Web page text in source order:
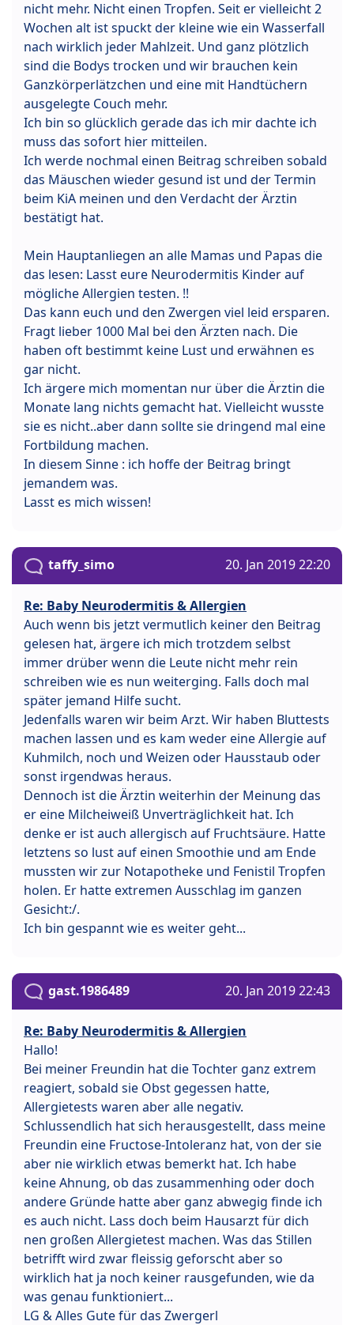
nicht mehr. Nicht einen Tropfen. Seit er vielleicht 2
Wochen alt ist spuckt der kleine wie ein Wasserfall
nach wirklich jeder Mahlzeit. Und ganz plötzlich
sind die Bodys trocken und wir brauchen kein
Ganzkörperlätzchen und eine mit Handtüchern
ausgelegte Couch mehr.
Ich bin so glücklich gerade das ich mir dachte ich
muss das sofort hier mitteilen.
Ich werde nochmal einen Beitrag schreiben sobald
das Mäuschen wieder gesund ist und der Termin
beim KiA meinen und den Verdacht der Ärztin
bestätigt hat.
Mein Hauptanliegen an alle Mamas und Papas die
das lesen: Lasst eure Neurodermitis Kinder auf
mögliche Allergien testen. !!
Das kann euch und den Zwergen viel leid ersparen.
Fragt lieber 1000 Mal bei den Ärzten nach. Die
haben oft bestimmt keine Lust und erwähnen es
gar nicht.
Ich ärgere mich momentan nur über die Ärztin die
Monate lang nichts gemacht hat. Vielleicht wusste
sie es nicht..aber dann sollte sie dringend mal eine
Fortbildung machen.
In diesem Sinne : ich hoffe der Beitrag bringt
jemandem was.
Lasst es mich wissen!
taffy_simo 20. Jan 2019 22:20
Re: Baby Neurodermitis & Allergien
Auch wenn bis jetzt vermutlich keiner den Beitrag
gelesen hat, ärgere ich mich trotzdem selbst
immer drüber wenn die Leute nicht mehr rein
schreiben wie es nun weiterging. Falls doch mal
später jemand Hilfe sucht.
Jedenfalls waren wir beim Arzt. Wir haben Bluttests
machen lassen und es kam weder eine Allergie auf
Kuhmilch, noch und Weizen oder Hausstaub oder
sonst irgendwas heraus.
Dennoch ist die Ärztin weiterhin der Meinung das
er eine Milcheiweiß Unverträglichkeit hat. Ich
denke er ist auch allergisch auf Fruchtsäure. Hatte
letztens so lust auf einen Smoothie und am Ende
mussten wir zur Notapotheke und Fenistil Tropfen
holen. Er hatte extremen Ausschlag im ganzen
Gesicht:/.
Ich bin gespannt wie es weiter geht...
gast.1986489 20. Jan 2019 22:43
Re: Baby Neurodermitis & Allergien
Hallo!
Bei meiner Freundin hat die Tochter ganz extrem
reagiert, sobald sie Obst gegessen hatte,
Allergietests waren aber alle negativ.
Schlussendlich hat sich herausgestellt, dass meine
Freundin eine Fructose-Intoleranz hat, von der sie
aber nie wirklich etwas bemerkt hat. Ich habe
keine Ahnung, ob das zusammenhing oder doch
andere Gründe hatte aber ganz abwegig finde ich
es auch nicht. Lass doch beim Hausarzt für dich
nen großen Allergietest machen. Was das Stillen
betrifft wird zwar fleissig geforscht aber so
wirklich hat ja noch keiner rausgefunden, wie da
was genau funktioniert...
LG & Alles Gute für das Zwergerl